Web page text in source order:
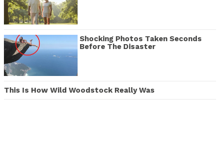
Shocking Photos Taken Seconds
Before The Disaster
This Is How Wild Woodstock Really Was